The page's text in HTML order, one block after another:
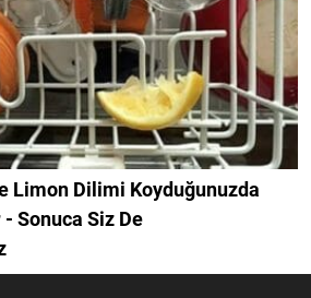
Limon Dilimi Koyduğunuzda
Sonuca Siz De